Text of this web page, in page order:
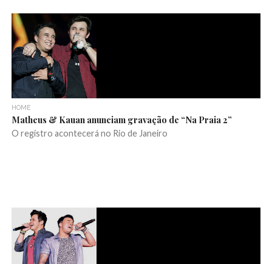
HOME
Matheus & Kauan anunciam gravação de “Na Praia 2”
O registro acontecerá no Rio de Janeiro